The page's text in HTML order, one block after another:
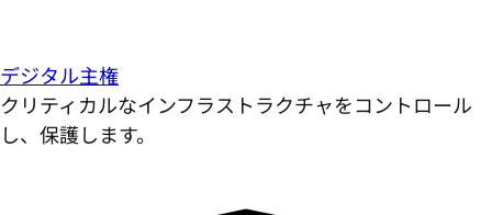
デジタル主権
クリティカルなインフラストラクチャをコントロール
し、保護します。